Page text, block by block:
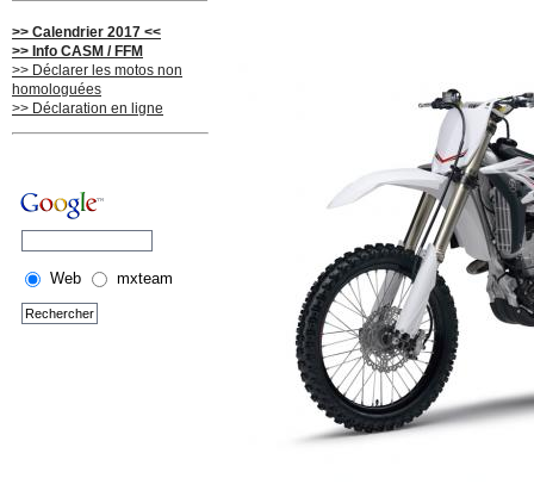
>> Calendrier 2017 <<
>> Info CASM / FFM
>> Déclarer les motos non
homologuées
>> Déclaration en ligne
Web mxteam